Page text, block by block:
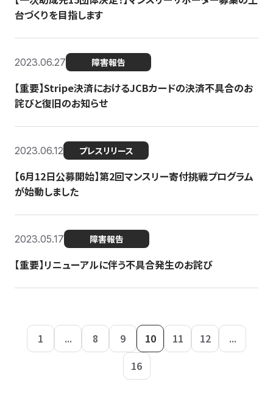
台づくりを目指します
2023.06.27 障害報告
【重要】Stripe決済におけるJCBカードの決済不具合のお
詫びと復旧のお知らせ
2023.06.12 プレスリリース
【6月12日公募開始】第2回マンスリー寄付挑戦プログラム
が始動しました
2023.05.17 障害報告
【重要】リニューアルに伴う不具合発生のお詫び
1 ... 8 9 10 11 12
...
16